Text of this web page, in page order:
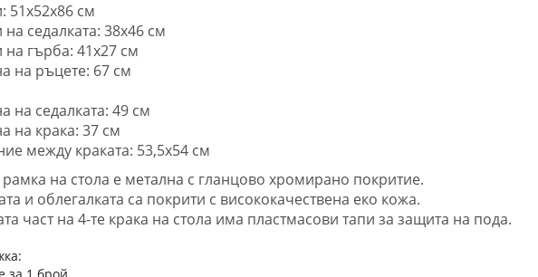
51x52x86 см
седалката: 38х46 см
гърба: 41х27 см
на ръцете: 67 см
на седалката: 49 см
на крака: 37 см
между краката: 53,5х54 см
на стола е метална с гланцово хромирано покритие.
и облегалката са покрити с висококачествена еко кожа.
част на 4-те крака на стола има пластмасови тапи за защита на пода.